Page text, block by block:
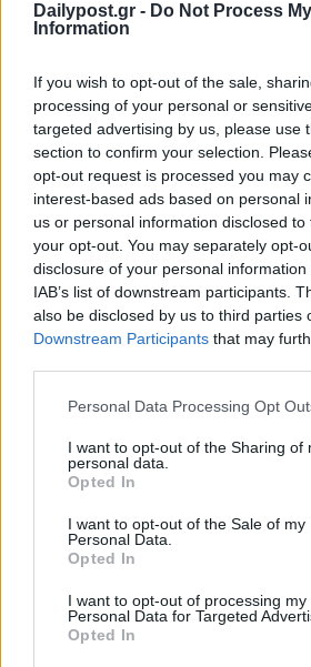
Dailypost.gr - Do Not Process
Information
If you wish to opt-out of the sale,
processing of your personal or
targeted advertising by us, please use
section to confirm your selection.
opt-out request is processed you may
interest-based ads based on personal
us or personal information disclosed
your opt-out. You may separately opt-
disclosure of your personal
IAB’s list of downstream participants.
also be disclosed by us to third parties
Downstream Participants that may
Personal Data Processing Opt
I want to opt-out of the Sharing of
personal data.
Opted In
I want to opt-out of the Sale of my
Personal Data.
Opted In
I want to opt-out of processing my
Personal Data for Targeted
Opted In